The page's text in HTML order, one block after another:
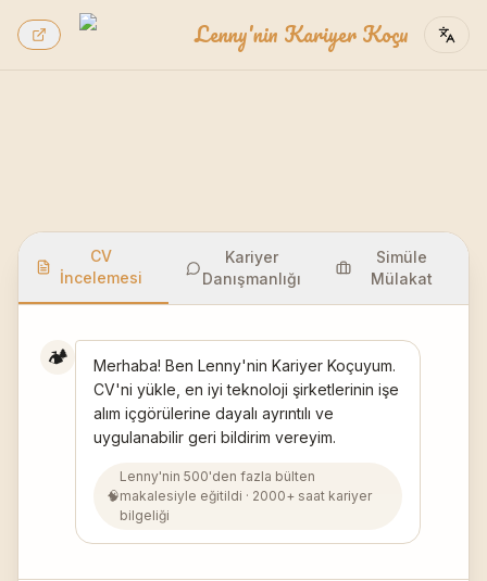
Lenny'nin Kariyer Koçu
CV
İncelemesi
Kariyer
Danışmanlığı
Simüle
Mülakat
🏕️
Merhaba! Ben Lenny'nin Kariyer Koçuyum.
CV'ni yükle, en iyi teknoloji şirketlerinin işe
alım içgörülerine dayalı ayrıntılı ve
uygulanabilir geri bildirim vereyim.
🧠
Lenny'nin 500'den fazla bülten
makalesiyle eğitildi · 2000+ saat kariyer
bilgeliği